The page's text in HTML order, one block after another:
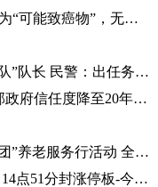
这款甜味剂或于7月起被世卫组织列为“可能致癌物”，无糖可乐、口香糖中普遍有它|全球热头条
【播资讯】流浪金毛变身“反诈汪汪队”队长 民警：出任务都要抢“档期 ”
今日最新！最新民调：美民众对联邦政府信任度降至20年来最低水平
开封市禹王台区组织开展“市民考察团”养老服务行活动 全球热消息
异动快报：中路Ｂ股 9009158月23日14点51分封涨停板-今日热搜